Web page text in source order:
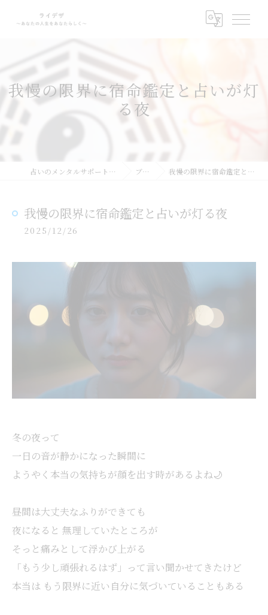
我慢の限界に宿命鑑定と占いが灯
る夜
占いのメンタルサポートならライデザ ブログ 我慢の限界に宿命鑑定と占いが灯る夜
我慢の限界に宿命鑑定と占いが灯る夜
2025/12/26
冬の夜って
一日の音が静かになった瞬間に
ようやく本当の気持ちが顔を出す時があるよね🌙
昼間は大丈夫なふりができても
夜になると 無理していたところが
そっと痛みとして浮かび上がる
「もう少し頑張れるはず」って言い聞かせてきたけど
本当は もう限界に近い自分に気づいていることもある